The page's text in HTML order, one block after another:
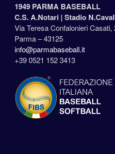
1949 PARMA BASEBALL
C.S. A.Notari | Stadio
Via Teresa Confalonieri Casati,
Parma – 43125
info@parmabaseball.it
+39 0521 152 3413